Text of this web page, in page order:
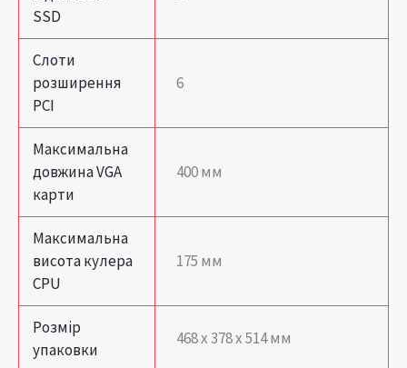
SSD
Слоти
розширення
PCI
6
Максимальна
довжина VGA
карти
400 мм
Максимальна
висота кулера
CPU
175 мм
Розмір
упаковки
468 x 378 x 514 мм